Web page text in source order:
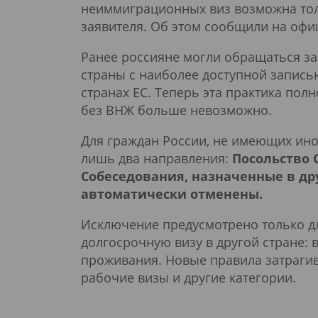
неиммиграционных виз возможна
заявителя. Об этом сообщили на
Ранее россияне могли обращаться
страны с наиболее доступной
странах ЕС. Теперь эта практика
без ВНЖ больше невозможно.
Для граждан России, не имеющих
лишь два направления:
Собеседования, назначенные в
автоматически отменены.
Исключение предусмотрено только
долгосрочную визу в другой стране:
проживания. Новые правила
рабочие визы и другие категории.